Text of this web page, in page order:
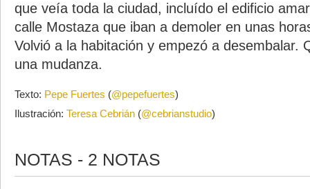
que veía toda la ciudad, incluído el edificio
calle Mostaza que iban a demoler en unas
Volvió a la habitación y empezó a desembalar.
una mudanza.
Texto: Pepe Fuertes (@pepefuertes)
Ilustración: Teresa Cebrián (@cebrianstudio)
NOTAS - 2 NOTAS